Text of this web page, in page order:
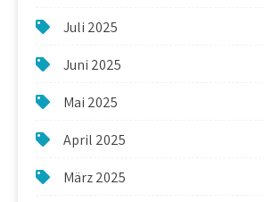
Juli 2025
Juni 2025
Mai 2025
April 2025
März 2025